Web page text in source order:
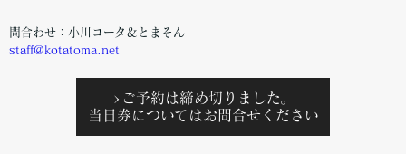
問合わせ：小川コータ＆とまそん
staff@kotatoma.net
>ご予約は締め切りました。
当日券についてはお問合せください